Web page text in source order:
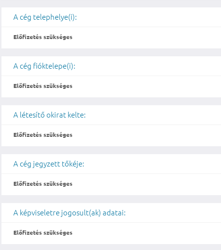
A cég telephelye(i):
Előfizetés szükséges
A cég fióktelepe(i):
Előfizetés szükséges
A létesítő okirat kelte:
Előfizetés szükséges
A cég jegyzett tőkéje:
Előfizetés szükséges
A képviseletre jogosult(ak) adatai:
Előfizetés szükséges